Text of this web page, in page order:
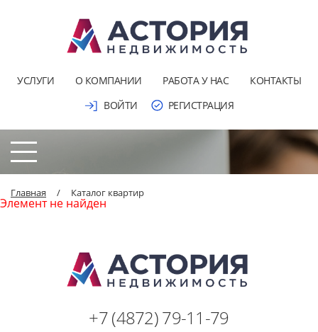
УСЛУГИ О КОМПАНИИ РАБОТА У НАС
КОНТАКТЫ
ВОЙТИ
РЕГИСТРАЦИЯ
Главная / Каталог квартир
Элемент не найден
+7 (4872) 79-11-79